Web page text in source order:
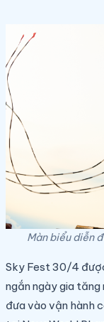
Màn biểu diễn
Sky Fest 30/4
ngắn ngày gia
đưa vào vận hành